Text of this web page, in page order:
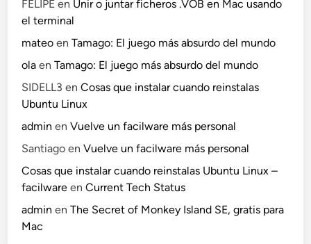
FELIPE en Unir o juntar ficheros .VOB en Mac usando
el terminal
mateo enTamago: El juego más absurdo del mundo
ola enTamago: El juego más absurdo del mundo
SIDELL3 enCosas que instalar cuando reinstalas
Ubuntu Linux
admin enVuelve un facilware más personal
Santiago enVuelve un facilware más personal
Cosas que instalar cuando reinstalas Ubuntu Linux –
facilware enCurrent Tech Status
admin enThe Secret of Monkey Island SE, gratis para
Mac